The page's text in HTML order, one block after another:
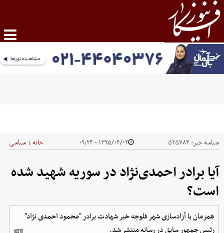
شناسه خبر: ۵۲۵۷۸۴ ۱۳۹۵/۰۴/۰۲ - ۰۹:۲۴ خانه | سیاسی
آیا برادر احمدی‌نژاد در سوریه شهید شده
است؟
همزمان با آزادسازی شهر فلوجه خبر شهادت برادر "محمود احمدی نژاد"
رئیس جمهور سابق در رسانه منتشر شد.